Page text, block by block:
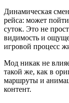
Динамическая
рейса: может
суток. Это не
видимость и
игровой процесс
Мод никак не
такой же, как в
маршруты и
контент.